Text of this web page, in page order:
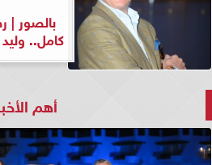
بالصور |
كامل..
أهم